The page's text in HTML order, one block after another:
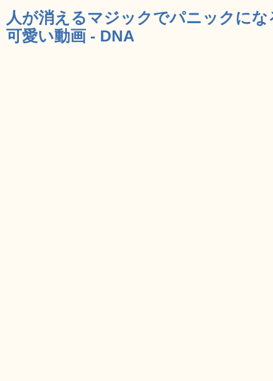
人が消えるマジックでパニックに
可愛い動画 - DNA